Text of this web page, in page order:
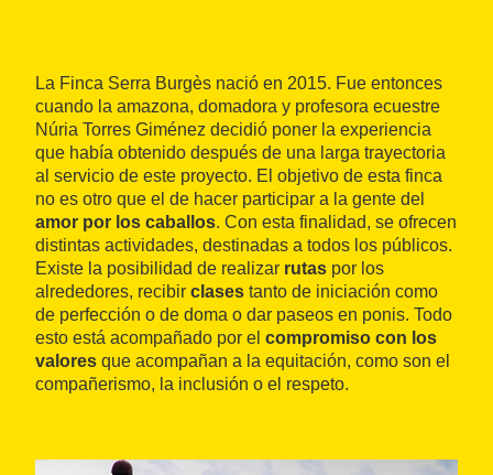
La Finca Serra Burgès nació en 2015. Fue entonces
cuando la amazona, domadora y profesora ecuestre
Núria Torres Giménez decidió poner la experiencia
que había obtenido después de una larga trayectoria
al servicio de este proyecto. El objetivo de esta finca
no es otro que el de hacer participar a la gente del
amor por los caballos. Con esta finalidad, se ofrecen
distintas actividades, destinadas a todos los públicos.
Existe la posibilidad de realizar rutas por los
alrededores, recibir clases tanto de iniciación como
de perfección o de doma o dar paseos en ponis. Todo
esto está acompañado por el compromiso con los
valores que acompañan a la equitación, como son el
compañerismo, la inclusión o el respeto.